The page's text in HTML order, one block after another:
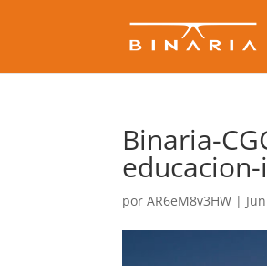
Binaria-
porAR6eM8v3HW |